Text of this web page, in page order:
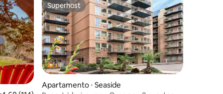
Superhost
Superhost
Apartamento ⋅ Seaside